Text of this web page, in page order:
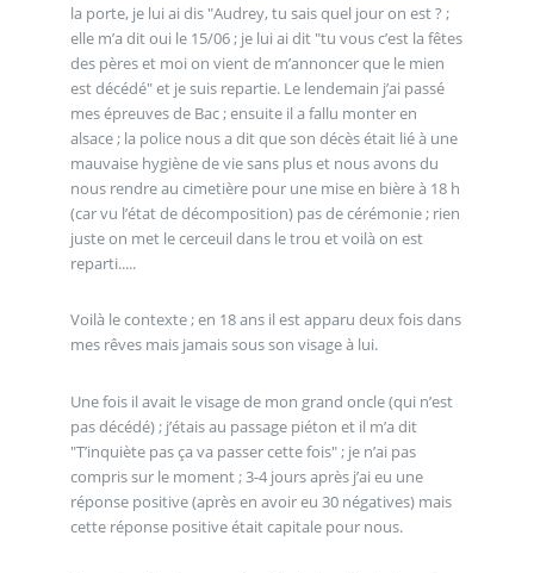
la porte, je lui ai dis "Audrey, tu sais quel jour on est ? ;
elle m’a dit oui le 15/06 ; je lui ai dit "tu vous c’est la fêtes
des pères et moi on vient de m’annoncer que le mien
est décédé" et je suis repartie. Le lendemain j’ai passé
mes épreuves de Bac ; ensuite il a fallu monter en
alsace ; la police nous a dit que son décès était lié à une
mauvaise hygiène de vie sans plus et nous avons du
nous rendre au cimetière pour une mise en bière à 18 h
(car vu l’état de décomposition) pas de cérémonie ; rien
juste on met le cerceuil dans le trou et voilà on est
reparti.....
Voilà le contexte ; en 18 ans il est apparu deux fois dans
mes rêves mais jamais sous son visage à lui.
Une fois il avait le visage de mon grand oncle (qui n’est
pas décédé) ; j’étais au passage piéton et il m’a dit
"T’inquiète pas ça va passer cette fois" ; je n’ai pas
compris sur le moment ; 3-4 jours après j’ai eu une
réponse positive (après en avoir eu 30 négatives) mais
cette réponse positive était capitale pour nous.